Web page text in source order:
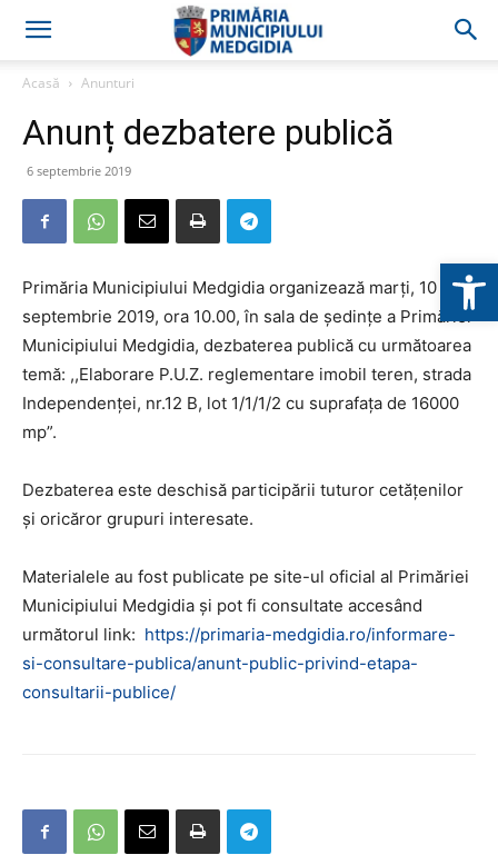
Acasă Anunturi
Anunț dezbatere publică
6 septembrie 2019
Primăria Municipiului Medgidia organizează marți, 10
septembrie 2019, ora 10.00, în sala de şedinţe a Primăriei
Municipiului Medgidia, dezbaterea publică cu următoarea
temă: ,,Elaborare P.U.Z. reglementare imobil teren, strada
Independenței, nr.12 B, lot 1/1/1/2 cu suprafața de 16000
mp”.
Dezbaterea este deschisă participării tuturor cetățenilor
și oricăror grupuri interesate.
Materialele au fost publicate pe site-ul oficial al Primăriei
Municipiului Medgidia și pot fi consultate accesând
următorul link: https://primaria-medgidia.ro/informare-
si-consultare-publica/anunt-public-privind-etapa-
consultarii-publice/